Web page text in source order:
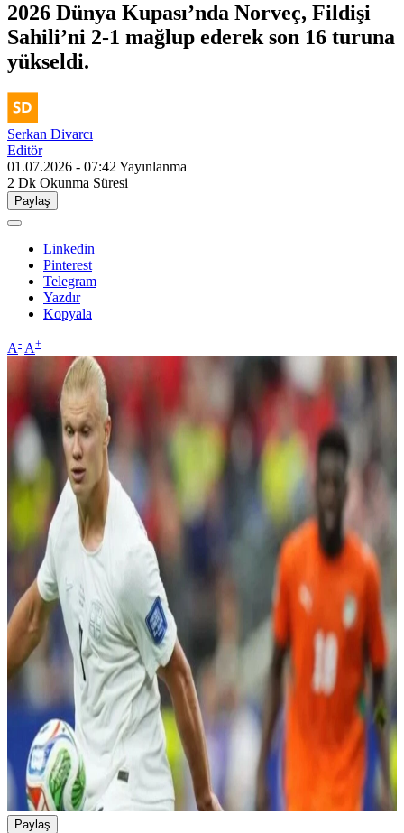
2026 Dünya Kupası’nda Norveç, Fildişi
Sahili’ni 2-1 mağlup ederek son 16 turuna
yükseldi.
Serkan Divarcı
Editör
01.07.2026 - 07:42 Yayınlanma
2 Dk Okunma Süresi
Paylaş
Linkedin
Pinterest
Telegram
Yazdır
Kopyala
A- A+
Paylaş